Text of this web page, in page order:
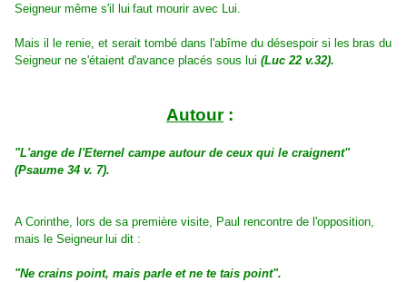
Seigneur même s'il lui faut mourir avec Lui.
Mais il le renie, et serait tombé dans l'abîme du désespoir si les bras du
Seigneur ne s'étaient d'avance placés sous lui (Luc 22 v.32).
Autour:
"L'ange de l'Eternel campe autour de ceux qui le craignent"
(Psaume 34 v. 7).
A Corinthe, lors de sa première visite, Paul rencontre de l'opposition,
mais le Seigneur lui dit :
"Ne crains point, mais parle et ne te tais point".